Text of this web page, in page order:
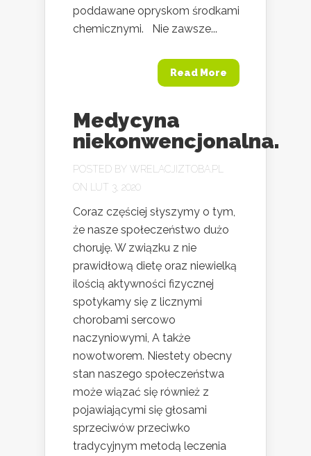
poddawane opryskom środkami
chemicznymi. Nie zawsze...
Read More
Medycyna
niekonwencjonalna.
POSTED BY WRELACJIZTOBA.PL
ON LUT 3, 2020
Coraz częściej słyszymy o tym,
że nasze społeczeństwo dużo
choruję. W związku z nie
prawidłową dietę oraz niewielką
ilością aktywności fizycznej
spotykamy się z licznymi
chorobami sercowo
naczyniowymi, A także
nowotworem. Niestety obecny
stan naszego społeczeństwa
może wiązać się również z
pojawiającymi się głosami
sprzeciwów przeciwko
tradycyjnym metodą leczenia